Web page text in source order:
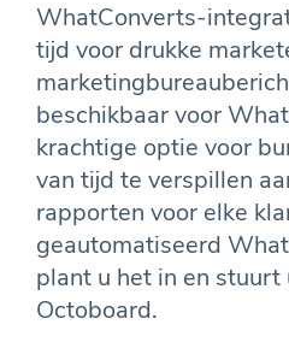
WhatConverts-
tijd voor drukke
beschikbaar voor
krachtige optie voor
van tijd te verspillen
rapporten voor elke
geautomatiseerd
plant u het in en stuurt
Octoboard.